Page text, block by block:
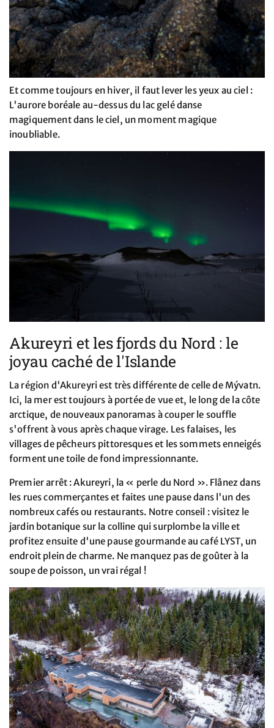
Et comme toujours en hiver, il faut lever les yeux au ciel :
L'aurore boréale au-dessus du lac gelé danse
magiquement dans le ciel, un moment magique
inoubliable.
Akureyri et les fjords du Nord : le
joyau caché de l'Islande
La région d'Akureyri est très différente de celle de Mývatn.
Ici, la mer est toujours à portée de vue et, le long de la côte
arctique, de nouveaux panoramas à couper le souffle
s'offrent à vous après chaque virage. Les falaises, les
villages de pêcheurs pittoresques et les sommets enneigés
forment une toile de fond impressionnante.
Premier arrêt : Akureyri, la « perle du Nord ». Flânez dans
les rues commerçantes et faites une pause dans l'un des
nombreux cafés ou restaurants. Notre conseil : visitez le
jardin botanique sur la colline qui surplombe la ville et
profitez ensuite d'une pause gourmande au café LYST, un
endroit plein de charme. Ne manquez pas de goûter à la
soupe de poisson, un vrai régal !